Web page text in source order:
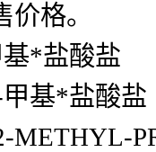
格。
*盐酸盐
基*盐酸盐
METHYL-